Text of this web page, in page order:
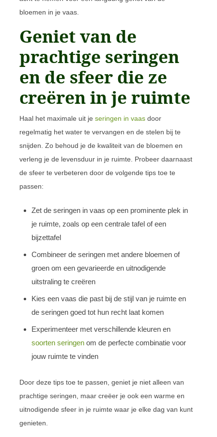
bloemen in je vaas.
Geniet van de
prachtige seringen
en de sfeer die ze
creëren in je ruimte
Haal het maximale uit je seringen in vaas door
regelmatig het water te vervangen en de stelen bij te
snijden. Zo behoud je de kwaliteit van de bloemen en
verleng je de levensduur in je ruimte. Probeer daarnaast
de sfeer te verbeteren door de volgende tips toe te
passen:
Zet de seringen in vaas op een prominente plek in
je ruimte, zoals op een centrale tafel of een
bijzettafel
Combineer de seringen met andere bloemen of
groen om een gevarieerde en uitnodigende
uitstraling te creëren
Kies een vaas die past bij de stijl van je ruimte en
de seringen goed tot hun recht laat komen
Experimenteer met verschillende kleuren en
soorten seringen om de perfecte combinatie voor
jouw ruimte te vinden
Door deze tips toe te passen, geniet je niet alleen van
prachtige seringen, maar creëer je ook een warme en
uitnodigende sfeer in je ruimte waar je elke dag van kunt
genieten.